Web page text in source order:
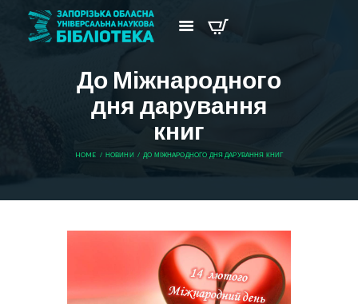
До Міжнародного
дня дарування
книг
HOME НОВИНИ ДО МІЖНАРОДНОГО ДНЯ ДАРУВАННЯ КНИГ